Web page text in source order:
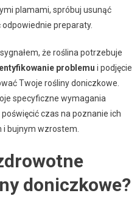
plamami, spróbuj usunąć
preparaty.
że roślina potrzebuje
problemu i podjęcie
Twoje rośliny doniczkowe.
specyficzne wymagania
czas na poznanie ich
bujnym wzrostem.
doniczkowe?